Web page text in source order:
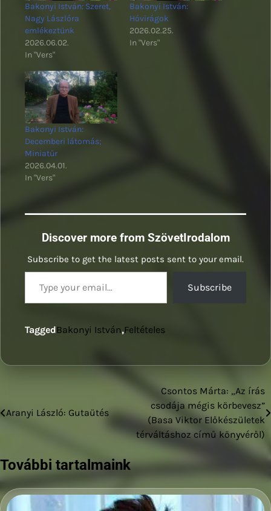
Bakonyi István: Szeret,
Nagy Lászlóra
emlékeztünk
2026.06.02.
In "Vers"
Bakonyi István:
Hóvirágok
2026.02.25.
In "Vers"
Bakonyi István:
Decemberi látomás;
Miniatűr
2026.04.01.
In "Vers"
Discover more from SzövetIrodalom
Subscribe to get the latest posts sent to your email.
Type your email…
Subscribe
TaggedBakonyi István,Feltételes
navigáció
Aranyi László: Gutaütés
Csontos Márta: „Az írás
csodája mégis körbevesz”
(Basa Viktor Előkészületek
térváltáshoz című könyvéről)
További tartalmaink